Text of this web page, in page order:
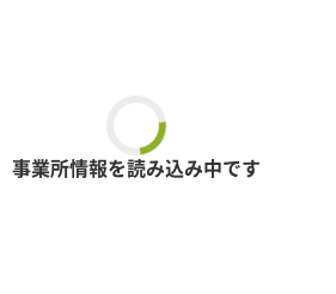
事業所情報を読み込み中です